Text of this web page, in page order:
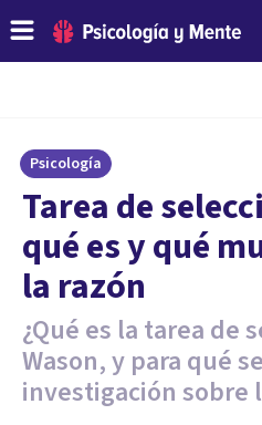
Psicología
Tarea de
qué es y qué
la razón
¿Qué es la tarea de
Wason, y para qué
investigación sobre